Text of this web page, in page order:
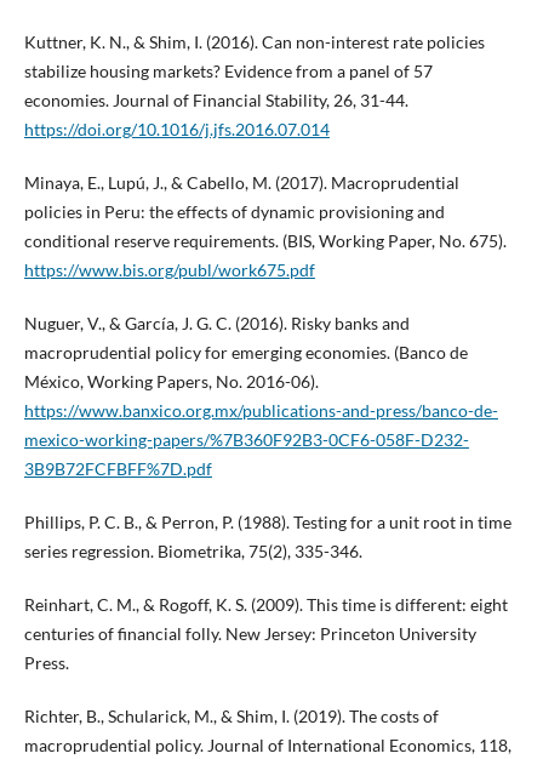
Kuttner, K. N., & Shim, I. (2016). Can non-interest rate policies
stabilize housing markets? Evidence from a panel of 57
economies. Journal of Financial Stability, 26, 31-44.
https://doi.org/10.1016/j.jfs.2016.07.014
Minaya, E., Lupú, J., & Cabello, M. (2017). Macroprudential
policies in Peru: the effects of dynamic provisioning and
conditional reserve requirements. (BIS, Working Paper, No. 675).
https://www.bis.org/publ/work675.pdf
Nuguer, V., & García, J. G. C. (2016). Risky banks and
macroprudential policy for emerging economies. (Banco de
México, Working Papers, No. 2016-06).
https://www.banxico.org.mx/publications-and-press/banco-de-
mexico-working-papers/%7B360F92B3-0CF6-058F-D232-
3B9B72FCFBFF%7D.pdf
Phillips, P. C. B., & Perron, P. (1988). Testing for a unit root in time
series regression. Biometrika, 75(2), 335-346.
Reinhart, C. M., & Rogoff, K. S. (2009). This time is different: eight
centuries of financial folly. New Jersey: Princeton University
Press.
Richter, B., Schularick, M., & Shim, I. (2019). The costs of
macroprudential policy. Journal of International Economics, 118,